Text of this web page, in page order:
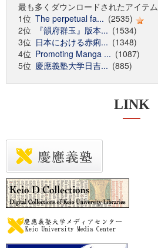
最も多くダウンロードされたアイテム
1位 The perpetual fa... (2535)
2位
『韻府群玉』版本... (1534)
3位 日本における赤痢... (1348)
4位 Promoting Manga ... (1087)
5位 慶應義塾大学日吉... (885)
LINK